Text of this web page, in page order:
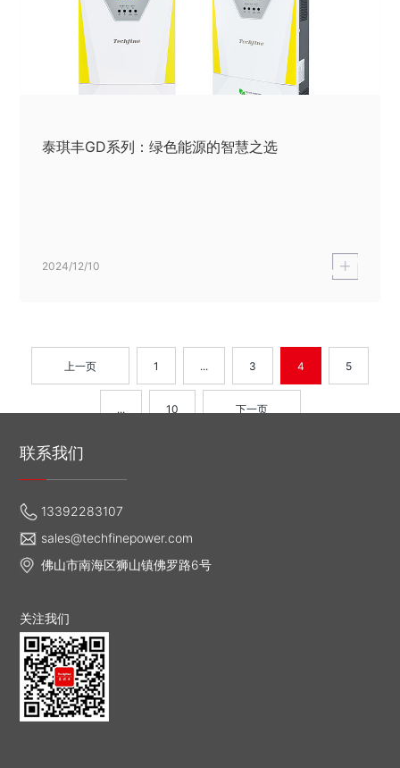
泰琪丰GD系列：绿色能源的智慧之选
2024/12/10
上一页 1 ... 3 4 5
... 10 下一页
联系我们
13392283107
sales@techfinepower.com
佛山市南海区狮山镇佛罗路6号
关注我们